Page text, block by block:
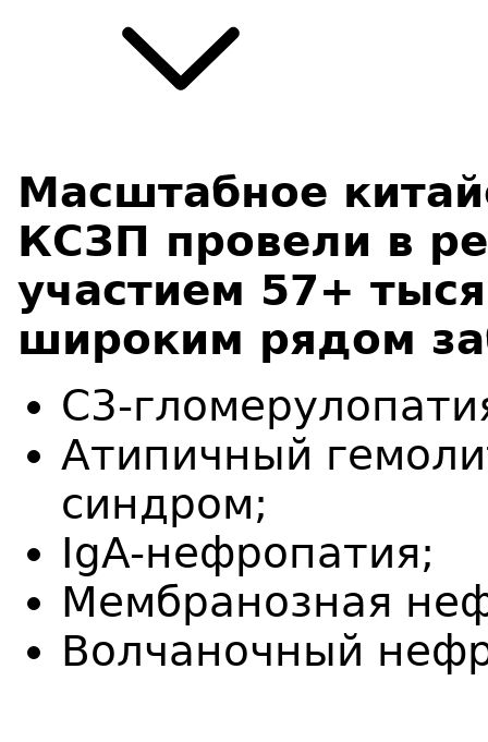
Масштабное
КСЗП провели в
участием 57+
широким рядом
C3-
Атипичный
синдром;
IgA-нефропатия;
Мембранозная
Волчаночный